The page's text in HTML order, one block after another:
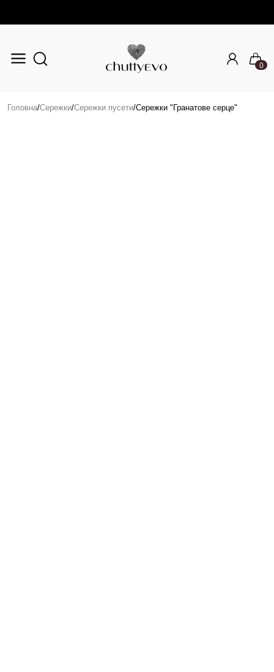
0
Головна/Сережки/Сережки пусети/Сережки "Гранатове серце"